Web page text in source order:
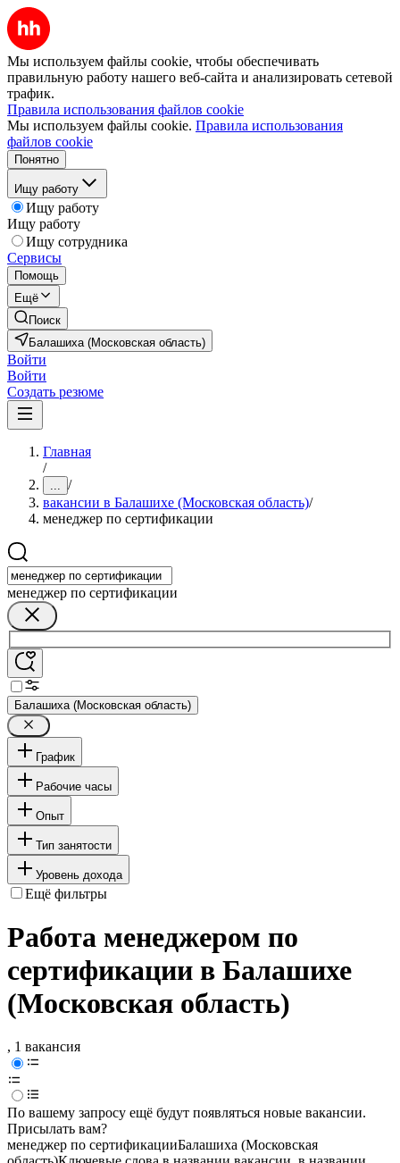
Мы используем файлы cookie, чтобы обеспечивать
правильную работу нашего веб-сайта и анализировать сетевой
трафик.
Правила использования файлов cookie
Мы используем файлы cookie. Правила использования
файлов cookie
Понятно
Ищу работу
Ищу работу
Ищу работу
Ищу сотрудника
Сервисы
Помощь
Ещё
Поиск
Балашиха (Московская область)
Войти
Войти
Создать резюме
Главная
/
... /
вакансии в Балашихе (Московская область)/
менеджер по сертификации
менеджер по сертификации
Балашиха (Московская область)
График
Рабочие часы
Опыт
Тип занятости
Уровень дохода
Ещё фильтры
Работа менеджером по
сертификации в Балашихе
(Московская область)
, 1 вакансия
По вашему запросу ещё будут появляться новые вакансии.
Присылать вам?
менеджер по сертификацииБалашиха (Московская